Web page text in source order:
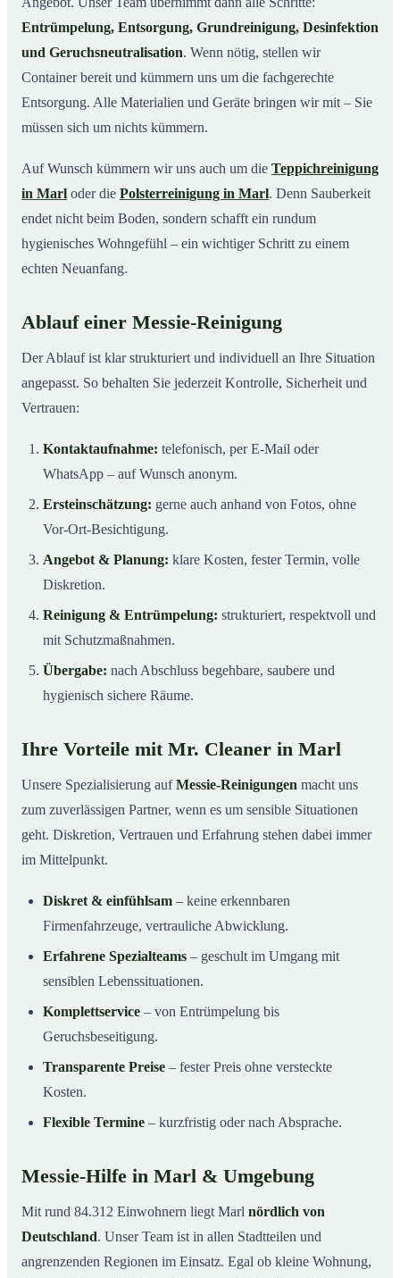
Entrümpelung, Entsorgung, Grundreinigung, Desinfektion
und Geruchsneutralisation. Wenn nötig, stellen wir
Container bereit und kümmern uns um die fachgerechte
Entsorgung. Alle Materialien und Geräte bringen wir mit – Sie
müssen sich um nichts kümmern.
Auf Wunsch kümmern wir uns auch um die Teppichreinigung
in Marl oder die Polsterreinigung in Marl. Denn Sauberkeit
endet nicht beim Boden, sondern schafft ein rundum
hygienisches Wohngefühl – ein wichtiger Schritt zu einem
echten Neuanfang.
Ablauf einer Messie-Reinigung
Der Ablauf ist klar strukturiert und individuell an Ihre Situation
angepasst. So behalten Sie jederzeit Kontrolle, Sicherheit und
Vertrauen:
Kontaktaufnahme: telefonisch, per E-Mail oder
WhatsApp – auf Wunsch anonym.
Ersteinschätzung: gerne auch anhand von Fotos, ohne
Vor-Ort-Besichtigung.
Angebot & Planung: klare Kosten, fester Termin, volle
Diskretion.
Reinigung & Entrümpelung: strukturiert, respektvoll und
mit Schutzmaßnahmen.
Übergabe: nach Abschluss begehbare, saubere und
hygienisch sichere Räume.
Ihre Vorteile mit Mr. Cleaner in Marl
Unsere Spezialisierung aufMessie-Reinigungen macht uns
zum zuverlässigen Partner, wenn es um sensible Situationen
geht. Diskretion, Vertrauen und Erfahrung stehen dabei immer
im Mittelpunkt.
Diskret & einfühlsam – keine erkennbaren
Firmenfahrzeuge, vertrauliche Abwicklung.
Erfahrene Spezialteams – geschult im Umgang mit
sensiblen Lebenssituationen.
Komplettservice – von Entrümpelung bis
Geruchsbeseitigung.
Transparente Preise – fester Preis ohne versteckte
Kosten.
Flexible Termine – kurzfristig oder nach Absprache.
Messie-Hilfe in Marl & Umgebung
Mit rund 84.312 Einwohnern liegt Marl nördlich von
Deutschland. Unser Team ist in allen Stadtteilen und
angrenzenden Regionen im Einsatz. Egal ob kleine Wohnung,